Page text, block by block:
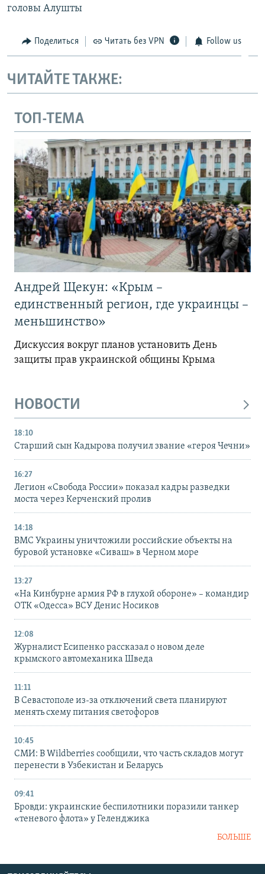
головы Алушты
Поделиться Читать без VPN Follow us
ЧИТАЙТЕ ТАКЖЕ:
ТОП-ТЕМА
Андрей Щекун: «Крым –
единственный регион, где украинцы –
меньшинство»
Дискуссия вокруг планов установить День
защиты прав украинской общины Крыма
НОВОСТИ
18:10
Старший сын Кадырова получил звание «героя Чечни»
16:27
Легион «Свобода России» показал кадры разведки
моста через Керченский пролив
14:18
ВМС Украины уничтожили российские объекты на
буровой установке «Сиваш» в Черном море
13:27
«На Кинбурне армия РФ в глухой обороне» – командир
ОТК «Одесса» ВСУ Денис Носиков
12:08
Журналист Есипенко рассказал о новом деле
крымского автомеханика Шведа
11:11
В Севастополе из-за отключений света планируют
менять схему питания светофоров
10:45
СМИ: В Wildberries сообщили, что часть складов могут
перенести в Узбекистан и Беларусь
09:41
Бровди: украинские беспилотники поразили танкер
«теневого флота» у Геленджика
БОЛЬШЕ